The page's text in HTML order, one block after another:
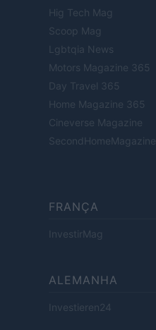
Hig Tech Mag
Scoop Mag
Lgbtqia News
Motors Magazine 365
Day Travel 365
Home Magazine 365
Cineverse Magazine
SecondHomeMagazine
FRANÇA
InvestirMag
ALEMANHA
Investieren24